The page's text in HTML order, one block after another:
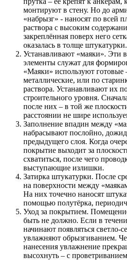
монтируют в стену. Но до
«набрызг» - наносят по всей
раствора с высоким
закреплённая поверх него
оказалась в толще штукатурки.
Устанавливают «маяки». Эти
элементы служат для
«Маяки» используют готовые
металлические, или по
раствора. Устанавливают их
строительного уровня.
после них – в той же
расстоянии не шире
Заполнение впадин между
набрасывают послойно,
предыдущего слоя. Когда
покрытие выходит за
схватиться, после чего
выступающие излишки.
Затирка штукатурки. После
на поверхности между
На них точечно наносят
помощью полутёрка,
Уход за покрытием.
быть не должно. Если в
начинают появляться светло-
увлажняют обрызгиванием.
нанесения увлажнение
высохнуть – с